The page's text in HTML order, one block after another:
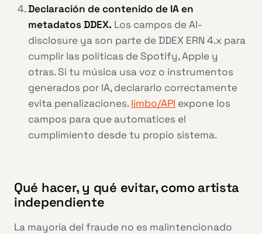
Declaración de contenido de IA en
metadatos DDEX. Los campos de AI-
disclosure ya son parte de DDEX ERN 4.x para
cumplir las políticas de Spotify, Apple y
otras. Si tu música usa voz o instrumentos
generados por IA, declararlo correctamente
evita penalizaciones.limbo/API expone los
campos para que automatices el
cumplimiento desde tu propio sistema.
Qué hacer, y qué evitar, como artista
independiente
La mayoría del fraude no es malintencionado